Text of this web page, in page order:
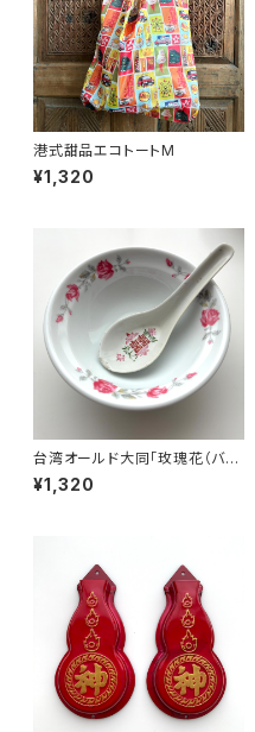
港式甜品エコトートM
¥1,320
台湾オールド大同「玫瑰花（バ
ラ）柄」魯肉飯・鶏肉飯碗
¥1,320